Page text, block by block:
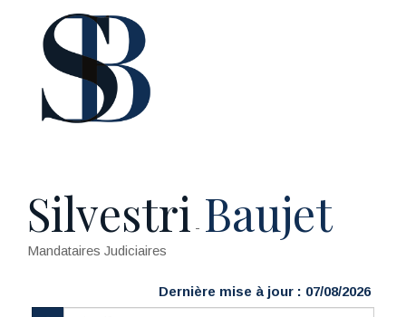
Silvestri - Baujet
Mandataires Judiciaires
Dernière mise à jour : 07/08/2026